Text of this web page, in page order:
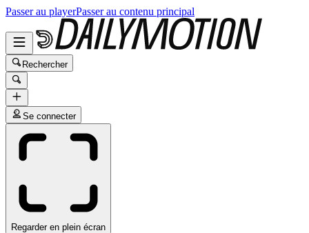
Passer au playerPasser au contenu principal
Rechercher
Se connecter
Regarder en plein écran